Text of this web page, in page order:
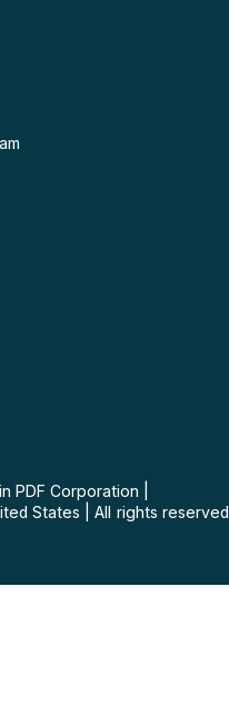
PDF Corporation
States
All rights reserved